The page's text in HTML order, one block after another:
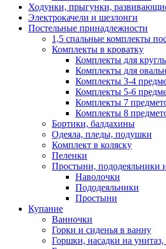
Ходунки, прыгунки,
Электрокачели и шезлонги
Постельные принадлежности
1,5 спальные комплекты
Комплекты в кроватку
Комплекты для
Комплекты для
Комплекты 3-4
Комплекты 5-6
Комплекты 7
Комплекты 8
Бортики, балдахины
Одеяла, пледы, подушки
Комплект в коляску
Пеленки
Простыни, пододеяльники
Наволочки
Пододеяльники
Простыни
Купание
Ванночки
Горки и сиденья в ванну
Горшки, насадки на унитаз,